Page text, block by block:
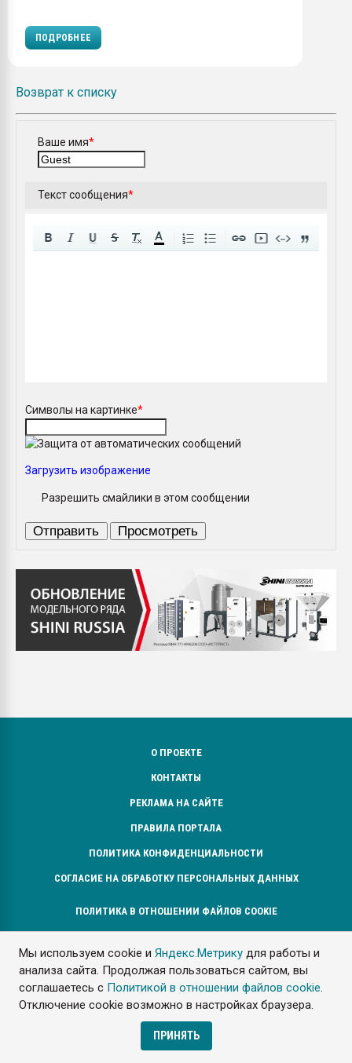
Мы используем cookie иЯндекс.Метрику для работы и
анализа сайта. Продолжая пользоваться сайтом, вы
соглашаетесь с Политикой в отношении файлов cookie.
Отключение cookie возможно в настройках браузера.
ПРИНЯТЬ
ПОДРОБНЕЕ
Возврат к списку
Ваше имя*
Текст сообщения*
A
Символы на картинке*
Загрузить изображение
Разрешить смайлики в этом сообщении
О ПРОЕКТЕ
КОНТАКТЫ
РЕКЛАМА НА САЙТЕ
ПРАВИЛА ПОРТАЛА
ПОЛИТИКА КОНФИДЕНЦИАЛЬНОСТИ
СОГЛАСИЕ НА ОБРАБОТКУ ПЕРСОНАЛЬНЫХ ДАННЫХ
ПОЛИТИКА В ОТНОШЕНИИ ФАЙЛОВ COOKIE
>13 000
зарегистрированных специалистов
>3 000
специалистов в день на нашем форуме